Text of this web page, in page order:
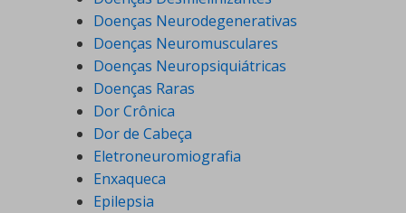
Doenças Neurodegenerativas
Doenças Neuromusculares
Doenças Neuropsiquiátricas
Doenças Raras
Dor Crônica
Dor de Cabeça
Eletroneuromiografia
Enxaqueca
Epilepsia